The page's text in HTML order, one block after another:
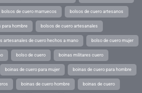
bolsos de cuero marruecos bolsos de cuero artesanos
para hombre bolsos de cuero artesanales
artesanales de cuero hechos a mano bolso de cuero mujer
bolso de cuero boinas militares cuero
boinas de cuero para mujer boinas de cuero para hombre
boinas de cuero hombre boinas de cuero